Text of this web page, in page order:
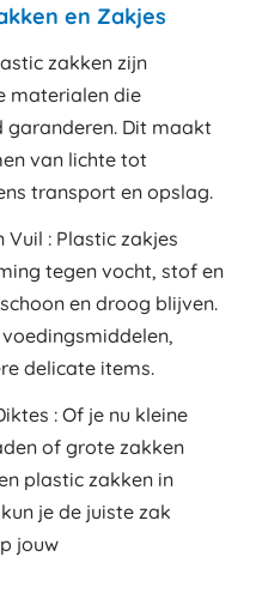
en Zakjes
zakken zijn
materialen die
garanderen. Dit maakt
van lichte tot
transport en opslag.
Vuil : Plastic zakjes
tegen vocht, stof en
en droog blijven.
delicate items.
: Of je nu kleine
of grote zakken
plastic zakken in
je de juiste zak
jouw